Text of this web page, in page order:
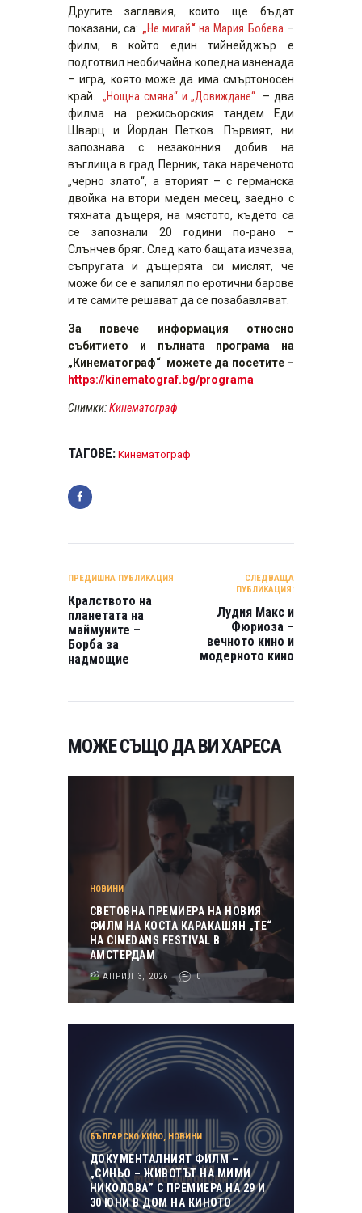
Другите заглавия, които ще бъдат
показани, са: „Не мигай“на Мария Бобева –
филм, в който един тийнейджър е
подготвил необичайна коледна изненада
– игра, която може да има смъртоносен
край.„Нощна смяна“ и „Довиждане“ – два
филма на режисьорския тандем Еди
Шварц и Йордан Петков. Първият, ни
запознава с незаконния добив на
въглища в град Перник, така нареченото
„черно злато“, а вторият – с германска
двойка на втори меден месец, заедно с
тяхната дъщеря, на мястото, където са
се запознали 20 години по-рано –
Слънчев бряг. След като бащата изчезва,
съпругата и дъщерята си мислят, че
може би се е запилял по еротични барове
и те самите решават да се позабавляват.
За повече информация относно
събитието и пълната програма на
„Кинематограф“ можете да посетите –
https://kinematograf.bg/programa
Снимки:Кинематограф
ТАГОВЕ: Кинематограф
ПРЕДИШНА ПУБЛИКАЦИЯ
Кралството на
планетата на
маймуните –
Борба за
надмощие
СЛЕДВАЩА
ПУБЛИКАЦИЯ:
Лудия Макс и
Фюриоза –
вечното кино и
модерното кино
МОЖЕ СЪЩО ДА ВИ ХАРЕСА
НОВИНИ
СВЕТОВНА ПРЕМИЕРА НА НОВИЯ
ФИЛМ НА КОСТА КАРАКАШЯН „ТЕ“
НА CINEDANS FESTIVAL В
АМСТЕРДАМ
АПРИЛ 3, 2026 0
БЪЛГАРСКО КИНО, НОВИНИ
ДОКУМЕНТАЛНИЯТ ФИЛМ –
„СИНЬО – ЖИВОТЪТ НА МИМИ
НИКОЛОВА” С ПРЕМИЕРА НА 29 И
30 ЮНИ В ДОМ НА КИНОТО